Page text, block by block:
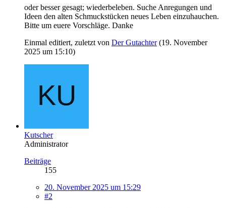
oder besser gesagt; wiederbeleben. Suche Anregungen und
Ideen den alten Schmuckstücken neues Leben einzuhauchen.
Bitte um euere Vorschläge. Danke
Einmal editiert, zuletzt von Der Gutachter(19. November
2025 um 15:10)
Kutscher
Administrator
Beiträge
155
20. November 2025 um 15:29
#2